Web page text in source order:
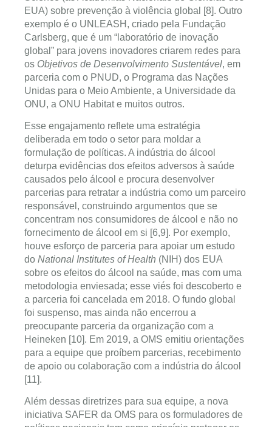
EUA) sobre prevenção à violência global [8]. Outro
exemplo é o UNLEASH, criado pela Fundação
Carlsberg, que é um “laboratório de inovação
global” para jovens inovadores criarem redes para
os Objetivos de Desenvolvimento Sustentável, em
parceria com o PNUD, o Programa das Nações
Unidas para o Meio Ambiente, a Universidade da
ONU, a ONU Habitat e muitos outros.
Esse engajamento reflete uma estratégia
deliberada em todo o setor para moldar a
formulação de políticas. A indústria do álcool
deturpa evidências dos efeitos adversos à saúde
causados pelo álcool e procura desenvolver
parcerias para retratar a indústria como um parceiro
responsável, construindo argumentos que se
concentram nos consumidores de álcool e não no
fornecimento de álcool em si [6,9]. Por exemplo,
houve esforço de parceria para apoiar um estudo
do National Institutes of Health (NIH) dos EUA
sobre os efeitos do álcool na saúde, mas com uma
metodologia enviesada; esse viés foi descoberto e
a parceria foi cancelada em 2018. O fundo global
foi suspenso, mas ainda não encerrou a
preocupante parceria da organização com a
Heineken [10]. Em 2019, a OMS emitiu orientações
para a equipe que proíbem parcerias, recebimento
de apoio ou colaboração com a indústria do álcool
[11].
Além dessas diretrizes para sua equipe, a nova
iniciativa SAFER da OMS para os formuladores de